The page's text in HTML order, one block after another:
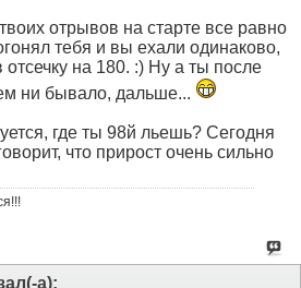
отрывов на старте все равно
тебя и вы ехали одинаково,
отсечку на 180. :) Ну а ты после
ни бывало, дальше...
где ты 98й льешь? Сегодня
что прирост очень сильно
а):